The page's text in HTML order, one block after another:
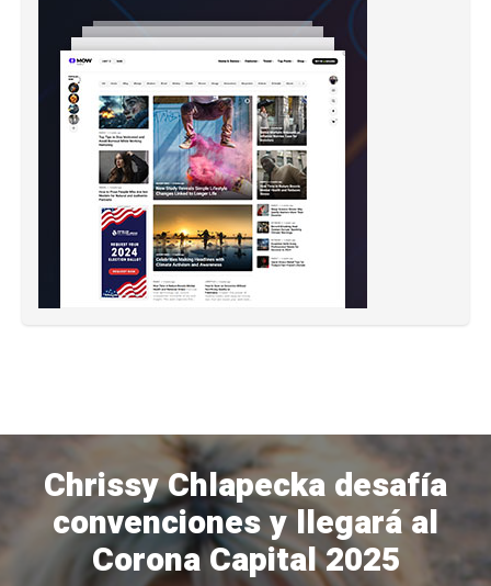
Chrissy Chlapecka desafía
convenciones y llegará al
Corona Capital 2025